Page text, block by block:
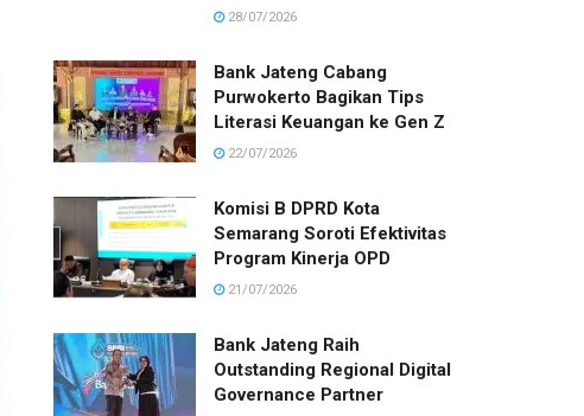
28/07/2026
Bank Jateng Cabang
Purwokerto Bagikan Tips
Literasi Keuangan ke Gen Z
22/07/2026
Komisi B DPRD Kota
Semarang Soroti Efektivitas
Program Kinerja OPD
21/07/2026
Bank Jateng Raih
Outstanding Regional Digital
Governance Partner